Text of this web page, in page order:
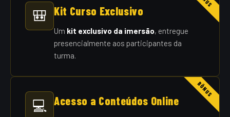
🎒 Kit Curso Exclusivo
Um kit exclusivo da imersão, entregue
presencialmente aos participantes da
turma.
💻 Acesso a Conteúdos Online